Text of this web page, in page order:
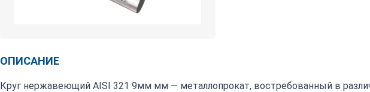
ОПИСАНИЕ
Круг нержавеющий AISI 321 9мм мм — металлопрокат, востребованный в